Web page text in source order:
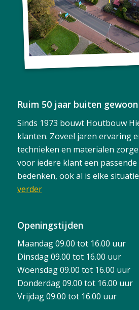
Ruim 50 jaar buiten gewoon
Sinds 1973 bouwt Houtbouw
klanten. Zoveel jaren ervaring
technieken en materialen
voor iedere klant een
bedenken, ook al is elke
verder
Openingstijden
Maandag 09.00 tot 16.00 uur
Dinsdag 09.00 tot 16.00 uur
Woensdag 09.00 tot 16.00 uur
Donderdag 09.00 tot 16.00 uur
Vrijdag 09.00 tot 16.00 uur